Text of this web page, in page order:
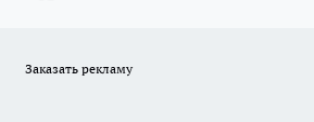
Заказать рекламу